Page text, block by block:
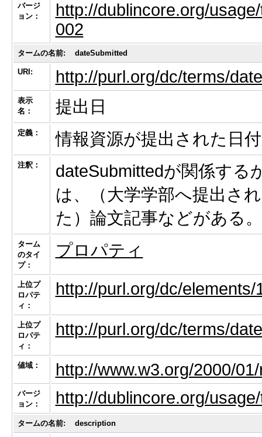
バージ
ョン：
http://dublincore.org/
002
タームの名前: dateSubmitted
URI: http://purl.org/dc/terms/
表示
名：
提出日
定義： 情報資源が提出された日
注釈：
dateSubmittedが関係する
は、（大学学部へ提出さ
た）論文記事などがある。
ターム
のタイ
プ：
プロパティ
上位プ
ロパテ
ィ：
http://purl.org/dc/elements/
上位プ
ロパテ
ィ：
http://purl.org/dc/terms/date
値域： http://www.w3.org/2000/
バージ
ョン：
http://dublincore.org/
タームの名前: description